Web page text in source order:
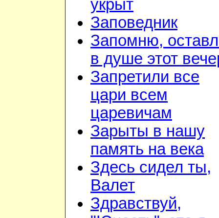
укрыт
Заповедник
Запомню,
в душе этот
Запретили все
цари всем
царевичам
Зарыты в нашу
память на века
Здесь сидел ты,
Валет
Здравствуй,